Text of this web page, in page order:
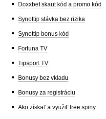
Doxxbet skaut kód a promo kód
Synottip stávka bez rizika
Synottip bonus kód
Fortuna TV
Tipsport TV
Bonusy bez vkladu
Bonusy za registráciu
Ako získať a využiť free spiny